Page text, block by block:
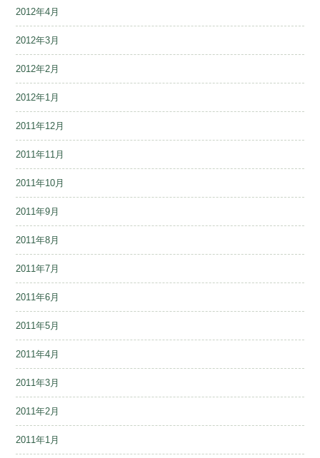
2012年4月
2012年3月
2012年2月
2012年1月
2011年12月
2011年11月
2011年10月
2011年9月
2011年8月
2011年7月
2011年6月
2011年5月
2011年4月
2011年3月
2011年2月
2011年1月